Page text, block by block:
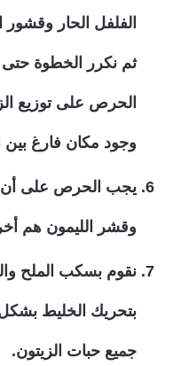
الفلفل الحار
ثم نكرر الخطوة حتى
الحرص على توزيع
وجود مكان فارغ بين
يجب الحرص على أن
وقشر الليمون هم
نقوم بسكب الملح
بتحريك الخليط
جميع حبات الزيتون.